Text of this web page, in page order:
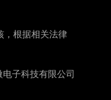
，根据相关法律
子科技有限公司